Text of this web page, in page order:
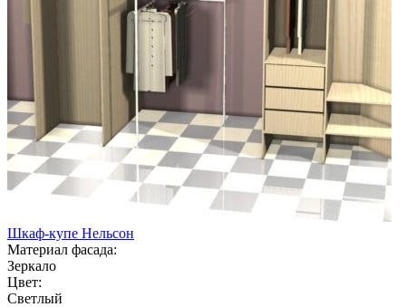
Шкаф-купе Нельсон
Материал фасада:
Зеркало
Цвет:
Светлый